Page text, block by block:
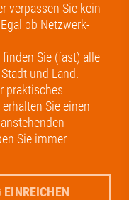
verpassen Sie kein
ob Netzwerk-
Sie (fast) alle
und Land.
praktisches
Sie einen
Sie immer